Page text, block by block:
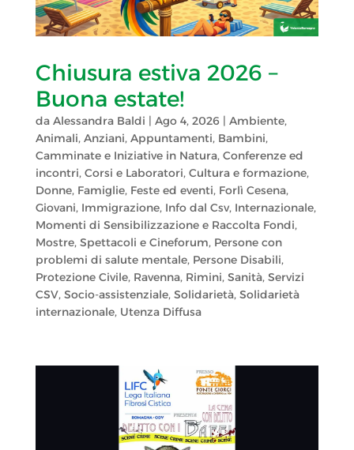
Chiusura estiva 2026 –
Buona estate!
da Alessandra Baldi | Ago 4, 2026| Ambiente,
Animali, Anziani, Appuntamenti, Bambini,
Camminate e Iniziative in Natura, Conferenze ed
incontri, Corsi e Laboratori, Cultura e formazione,
Donne, Famiglie, Feste ed eventi, Forlì Cesena,
Giovani, Immigrazione, Info dal Csv, Internazionale,
Momenti di Sensibilizzazione e Raccolta Fondi,
Mostre, Spettacoli e Cineforum, Persone con
problemi di salute mentale, Persone Disabili,
Protezione Civile, Ravenna, Rimini, Sanità, Servizi
CSV, Socio-assistenziale, Solidarietà, Solidarietà
internazionale, Utenza Diffusa